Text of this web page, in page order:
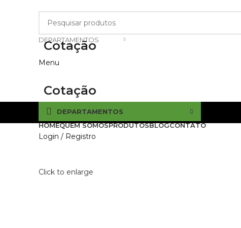
DEPARTAMENTOS
Cotação
Menu
Cotação
DEPARTAMENTOS
HOMEQUEM SOMOSPRODUTOSBLOGCONTATO
Login / Registro
Click to enlarge